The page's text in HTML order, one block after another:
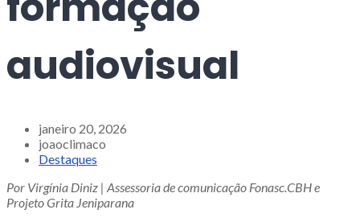
audiovisual
janeiro 20, 2026
joaoclimaco
Destaques
Por Virgínia Diniz | Assessoria de comunicação Fonasc.CBH e
Projeto Grita Jeniparana